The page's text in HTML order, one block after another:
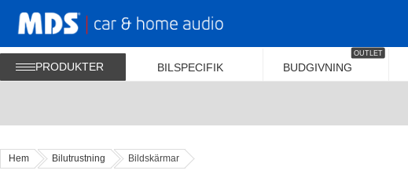
PRODUKTER BILSPECIFIK BUDGIVNING
OUTLET
Hem Bilutrustning Bildskärmar